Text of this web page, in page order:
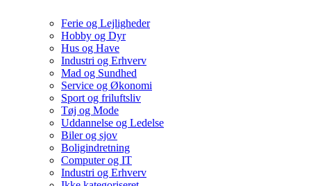
Ferie og Lejligheder
Hobby og Dyr
Hus og Have
Industri og Erhverv
Mad og Sundhed
Service og Økonomi
Sport og friluftsliv
Tøj og Mode
Uddannelse og Ledelse
Biler og sjov
Boligindretning
Computer og IT
Industri og Erhverv